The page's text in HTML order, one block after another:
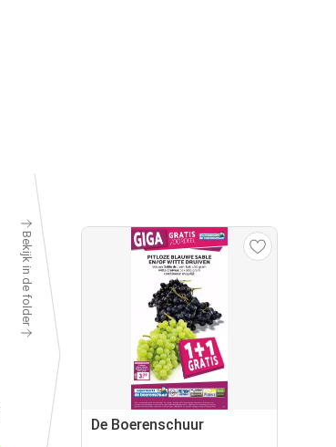
Bekijk in de folder
De Boerenschuur